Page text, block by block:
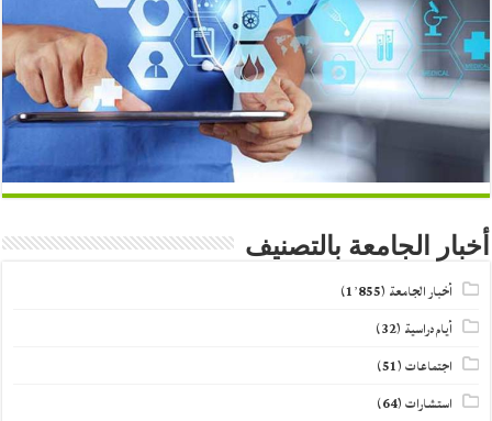
أخبار الجامعة بالتصنيف
أخبار الجامعة (1٬855)
أيام دراسية (32)
اجتماعات(51)
استشارات(64)